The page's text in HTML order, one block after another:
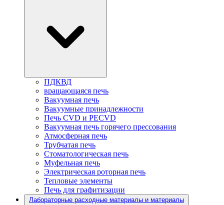
ПДКВД
вращающаяся печь
Вакуумная печь
Вакуумные принадлежности
Печь CVD и PECVD
Вакуумная печь горячего прессования
Атмосферная печь
Трубчатая печь
Стоматологическая печь
Муфельная печь
Электрическая роторная печь
Тепловые элементы
Печь для графитизации
Лабораторные расходные материалы и материалы